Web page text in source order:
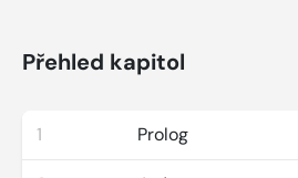
Přehled kapitol
1 Prolog